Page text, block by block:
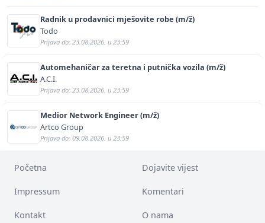
Radnik u prodavnici mješovite robe (m/ž)
Todo
Prijava do: 23.08.2026. u 23:59
Automehaničar za teretna i putnička vozila (m/ž)
A.C.I.
Prijava do: 23.08.2026. u 23:59
Medior Network Engineer (m/ž)
Artco Group
Prijava do: 09.08.2026. u 23:59
Početna Dojavite vijest
Impressum Komentari
Kontakt O nama